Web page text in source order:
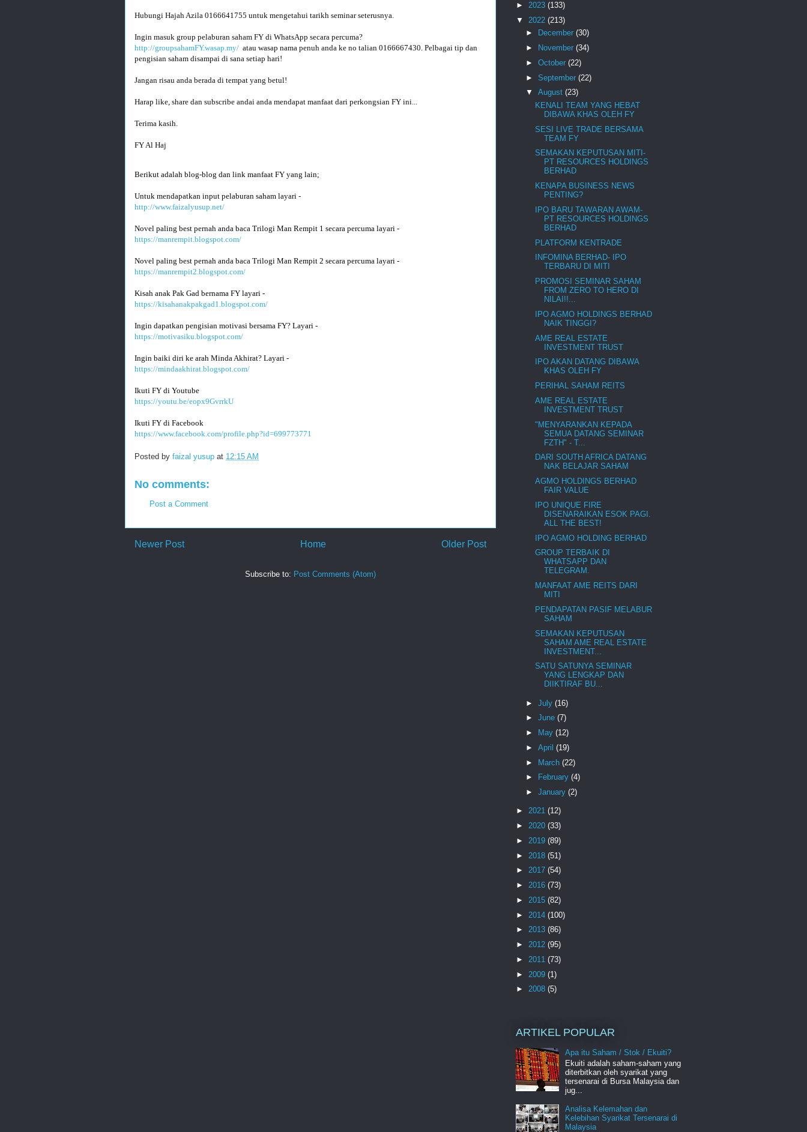
Hubungi Hajah Azila 0166641755 untuk mengetahui tarikh seminar seterusnya.
Ingin masuk group pelaburan saham FY di WhatsApp secara percuma?
http://groupsahamFY.wasap.my/
  atau wasap nama penuh anda ke no talian 0166667430. Pelbagai tip dan
pengisian saham disampai di sana setiap hari!
Jangan risau anda berada di tempat yang betul!
Harap like, share dan subscribe andai anda mendapat manfaat dari perkongsian FY ini...
Terima kasih.
FY Al Haj
Berikut adalah blog-blog dan link manfaat FY yang lain;
Untuk mendapatkan input pelaburan saham layari -
http://www.faizalyusup.net/
Novel paling best pernah anda baca Trilogi Man Rempit 1 secara percuma layari -
https://manrempit.blogspot.com/
Novel paling best pernah anda baca Trilogi Man Rempit 2 secara percuma layari -
https://manrempit2.blogspot.com/
Kisah anak Pak Gad bernama FY layari -
https://kisahanakpakgad1.blogspot.com/
Ingin dapatkan pengisian motivasi bersama FY? Layari -
https://motivasiku.blogspot.com/
Ingin baiki diri ke arah Minda Akhirat? Layari -
https://mindaakhirat.blogspot.com/
Ikuti FY di Youtube
https://youtu.be/eopx9GvrrkU
Ikuti FY di Facebook
https://www.facebook.com/profile.php?id=699773771
Posted by faizal yusup at 12:15 AM
No comments:
Post a Comment
Newer Post Older Post
Home
Subscribe to: Post Comments (Atom)
► 2023 (133)
▼ 2022 (213)
►
December (30)
►
November (34)
► October (22)
► September (22)
▼ August (23)
KENALI TEAM YANG HEBAT
DIBAWA KHAS OLEH FY
SESI LIVE TRADE BERSAMA
TEAM FY
SEMAKAN KEPUTUSAN MITI-
PT RESOURCES HOLDINGS
BERHAD
KENAPA BUSINESS NEWS
PENTING?
IPO BARU TAWARAN AWAM-
PT RESOURCES HOLDINGS
BERHAD
PLATFORM KENTRADE
INFOMINA BERHAD- IPO
TERBARU DI MITI
PROMOSI SEMINAR SAHAM
FROM ZERO TO HERO DI
NILAI!!...
IPO AGMO HOLDINGS BERHAD
NAIK TINGGI?
AME REAL ESTATE
INVESTMENT TRUST
IPO AKAN DATANG DIBAWA
KHAS OLEH FY
PERIHAL SAHAM REITS
AME REAL ESTATE
INVESTMENT TRUST
"MENYARANKAN KEPADA
SEMUA DATANG SEMINAR
FZTH" - T...
DARI SOUTH AFRICA DATANG
NAK BELAJAR SAHAM
AGMO HOLDINGS BERHAD
FAIR VALUE
IPO UNIQUE FIRE
DISENARAIKAN ESOK PAGI.
ALL THE BEST!
IPO AGMO HOLDING BERHAD
GROUP TERBAIK DI
WHATSAPP DAN
TELEGRAM.
MANFAAT AME REITS DARI
MITI
PENDAPATAN PASIF MELABUR
SAHAM
SEMAKAN KEPUTUSAN
SAHAM AME REAL ESTATE
INVESTMENT...
SATU SATUNYA SEMINAR
YANG LENGKAP DAN
DIIKTIRAF BU...
► July (16)
► June (7)
►
May (12)
► April (19)
► March (22)
►
February (4)
► January (2)
► 2021 (12)
► 2020 (33)
► 2019 (89)
► 2018 (51)
► 2017 (54)
► 2016 (73)
► 2015 (82)
► 2014 (100)
► 2013 (86)
► 2012 (95)
► 2011 (73)
► 2009 (1)
► 2008 (5)
ARTIKEL POPULAR
Apa itu Saham / Stok / Ekuiti?
Ekuiti adalah saham-saham yang
diterbitkan oleh syarikat yang
tersenarai di Bursa Malaysia dan
jug...
Analisa Kelemahan dan
Kelebihan Syarikat Tersenarai di
Malaysia